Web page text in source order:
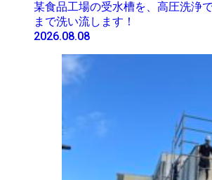
某食品工場の受水槽を、高圧洗浄
まで洗い流します！
2026.08.08